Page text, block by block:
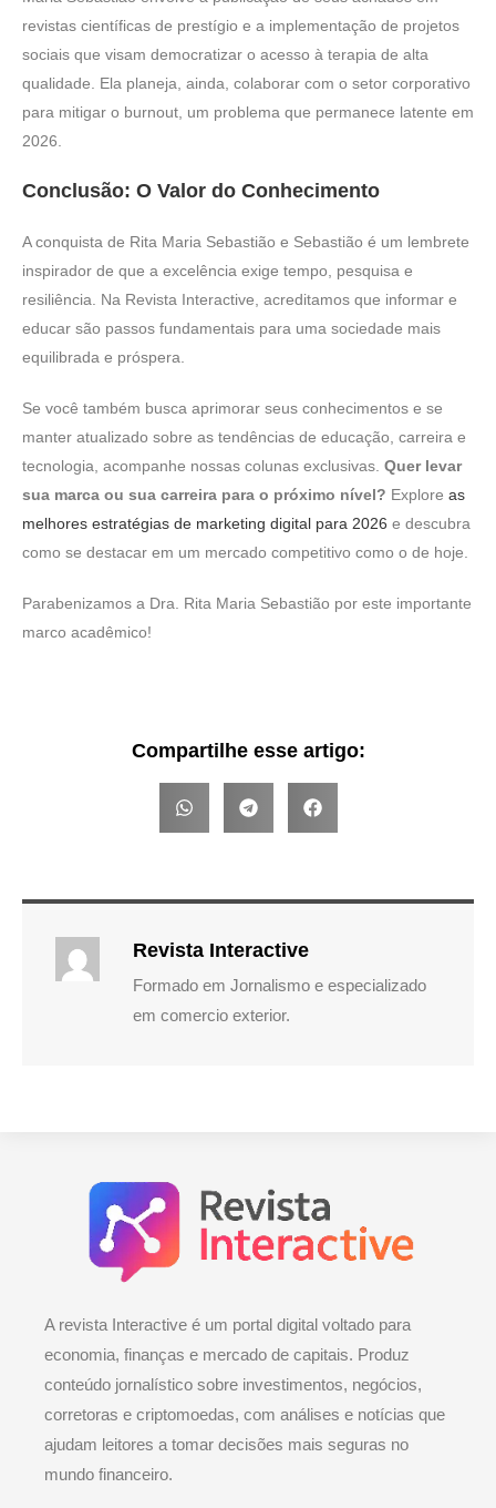
revistas científicas de prestígio e a implementação de projetos
sociais que visam democratizar o acesso à terapia de alta
qualidade. Ela planeja, ainda, colaborar com o setor corporativo
para mitigar o burnout, um problema que permanece latente em
2026.
Conclusão: O Valor do Conhecimento
A conquista de Rita Maria Sebastião e Sebastião é um lembrete
inspirador de que a excelência exige tempo, pesquisa e
resiliência. Na Revista Interactive, acreditamos que informar e
educar são passos fundamentais para uma sociedade mais
equilibrada e próspera.
Se você também busca aprimorar seus conhecimentos e se
manter atualizado sobre as tendências de educação, carreira e
tecnologia, acompanhe nossas colunas exclusivas. Quer levar
sua marca ou sua carreira para o próximo nível? Explore as
melhores estratégias de marketing digital para 2026 e descubra
como se destacar em um mercado competitivo como o de hoje.
Parabenizamos a Dra. Rita Maria Sebastião por este importante
marco acadêmico!
Compartilhe esse artigo:
Revista Interactive
Formado em Jornalismo e especializado
em comercio exterior.
A revista Interactive é um portal digital voltado para
economia, finanças e mercado de capitais. Produz
conteúdo jornalístico sobre investimentos, negócios,
corretoras e criptomoedas, com análises e notícias que
ajudam leitores a tomar decisões mais seguras no
mundo financeiro.